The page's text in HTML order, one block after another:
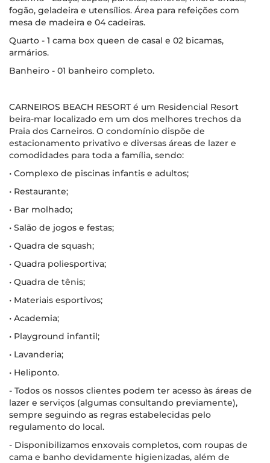
fogão, geladeira e utensílios. Área para refeições com
mesa de madeira e 04 cadeiras.
Quarto - 1 cama box queen de casal e 02 bicamas,
armários.
Banheiro - 01 banheiro completo.
CARNEIROS BEACH RESORT é um Residencial Resort
beira-mar localizado em um dos melhores trechos da
Praia dos Carneiros. O condomínio dispõe de
estacionamento privativo e diversas áreas de lazer e
comodidades para toda a família, sendo:
• Complexo de piscinas infantis e adultos;
• Restaurante;
• Bar molhado;
• Salão de jogos e festas;
• Quadra de squash;
• Quadra poliesportiva;
• Quadra de tênis;
• Materiais esportivos;
• Academia;
• Playground infantil;
• Lavanderia;
• Heliponto.
- Todos os nossos clientes podem ter acesso às áreas de
lazer e serviços (algumas consultando previamente),
sempre seguindo as regras estabelecidas pelo
regulamento do local.
- Disponibilizamos enxovais completos, com roupas de
cama e banho devidamente higienizadas, além de